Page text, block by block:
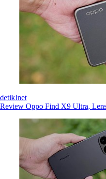
detikInet
Review Oppo Find X9 Ultra,